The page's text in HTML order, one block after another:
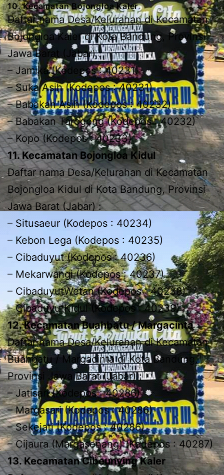
10. Kecamatan Bojongloa Kaler
Daftar nama Desa/Kelurahan di Kecamatan
Bojongloa Kaler di Kota Bandung, Provinsi
Jawa Barat (Jabar) :
– Jamika (Kodepos : 40231)
– Suka Asih (Kodepos : 40231)
– Babakan Asih (Kodepos : 40232)
– Babakan Tarogong (Kodepos : 40232)
– Kopo (Kodepos : 40233)
11. Kecamatan Bojongloa Kidul
Daftar nama Desa/Kelurahan di Kecamatan
Bojongloa Kidul di Kota Bandung, Provinsi
Jawa Barat (Jabar) :
– Situsaeur (Kodepos : 40234)
– Kebon Lega (Kodepos : 40235)
– Cibaduyut (Kodepos : 40236)
– Mekarwangi (Kodepos : 40237)
– CibaduyutWetan (Kodepos : 40238)
– CibaduyutKidul (Kodepos : 40239)
12. Kecamatan Buahbatu / Margacinta
Daftar nama Desa/Kelurahan di Kecamatan
Buahbatu / Margacinta di Kota Bandung,
Provinsi Jawa Barat (Jabar) :
– Jatisari (Kodepos : 40286)
– Margasari (Kodepos : 40286)
– Sekejati (Kodepos : 40286)
– Cijaura (Margasenang) (Kodepos : 40287)
13. Kecamatan Cibeunying Kaler